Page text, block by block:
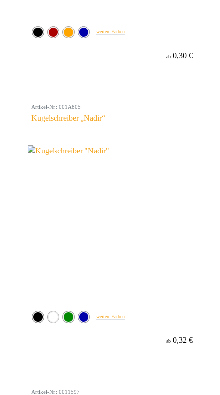
weitere Farben
ab 0,30 €
Artikel-Nr.: 001A805
Kugelschreiber „Nadir“
weitere Farben
ab 0,32 €
Artikel-Nr.: 0011597